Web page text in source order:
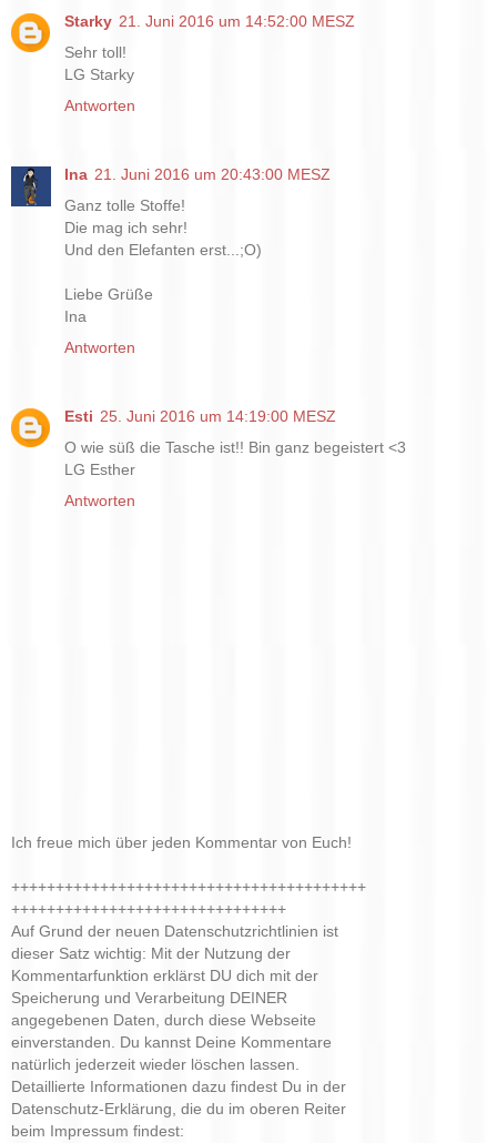
Starky 21. Juni 2016 um 14:52:00 MESZ
Sehr toll!
LG Starky
Antworten
Ina 21. Juni 2016 um 20:43:00 MESZ
Ganz tolle Stoffe!
Die mag ich sehr!
Und den Elefanten erst...;O)
Liebe Grüße
Ina
Antworten
Esti 25. Juni 2016 um 14:19:00 MESZ
O wie süß die Tasche ist!! Bin ganz begeistert <3
LG Esther
Antworten
Ich freue mich über jeden Kommentar von Euch!
++++++++++++++++++++++++++++++++++++++++
+++++++++++++++++++++++++++++++
Auf Grund der neuen Datenschutzrichtlinien ist
dieser Satz wichtig: Mit der Nutzung der
Kommentarfunktion erklärst DU dich mit der
Speicherung und Verarbeitung DEINER
angegebenen Daten, durch diese Webseite
einverstanden. Du kannst Deine Kommentare
natürlich jederzeit wieder löschen lassen.
Detaillierte Informationen dazu findest Du in der
Datenschutz-Erklärung, die du im oberen Reiter
beim Impressum findest: